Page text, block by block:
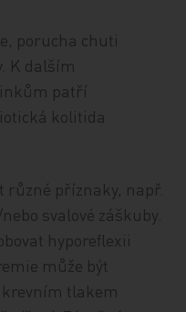
porucha chuti
K dalším
patří
kolitida
různé příznaky, např.
svalové záškuby.
hyporeflexii
může být
krevním tlakem